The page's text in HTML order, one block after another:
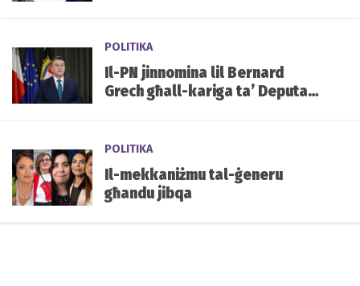
POLITIKA
Il-PN jinnomina lil Bernard
Grech għall-kariga ta’ Deputat
POLITIKA
Il-mekkaniżmu tal-ġeneru
għandu jibqa